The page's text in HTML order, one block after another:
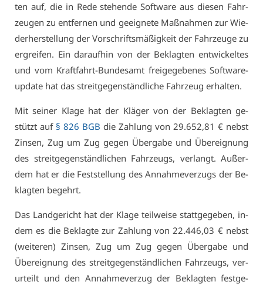
ten auf, die in Re­de ste­hen­de Soft­ware aus die­sen Fahr­
zeu­gen zu ent­fer­nen und ge­eig­ne­te Maß­nah­men zur Wie­
der­her­stel­lung der Vor­schrifts­mä­ßig­keit der Fahr­zeu­ge zu
er­grei­fen. Ein dar­auf­hin von der Be­klag­ten ent­wi­ckel­tes
und vom Kraft­fahrt-Bun­des­amt frei­ge­ge­be­nes Soft­ware­
up­date hat das streit­ge­gen­ständ­li­che Fahr­zeug er­hal­ten.
Mit sei­ner Kla­ge hat der Klä­ger von der Be­klag­ten ge­
stützt auf § 826 BGB die Zah­lung von 29.652,81 € nebst
Zin­sen, Zug um Zug ge­gen Über­ga­be und Über­eig­nung
des streit­ge­gen­ständ­li­chen Fahr­zeugs, ver­langt. Au­ßer­
dem hat er die Fest­stel­lung des An­nah­me­ver­zugs der Be­
klag­ten be­gehrt.
Das Land­ge­richt hat der Kla­ge teil­wei­se statt­ge­ge­ben, in­
dem es die Be­klag­te zur Zah­lung von 22.446,03 € nebst
(wei­te­ren) Zin­sen, Zug um Zug ge­gen Über­ga­be und
Über­eig­nung des streit­ge­gen­ständ­li­chen Fahr­zeugs, ver­
ur­teilt und den An­nah­me­ver­zug der Be­klag­ten fest­ge­